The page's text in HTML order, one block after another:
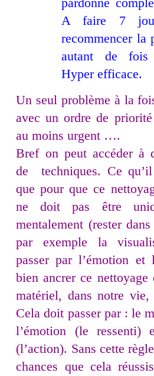
A faire 7
recommencer la
autant de fois
Hyper efficace.
Un seul problème à la
avec un ordre de
au moins urgent ….
Bref on peut accéder à
de techniques. Ce
que pour que ce
ne doit pas être
mentalement (rester
par exemple la
passer par l’émotion et
bien ancrer ce nettoyage
matériel, dans notre vie,
Cela doit passer par : le
l’émotion (le ressenti)
(l’action). Sans cette
chances que cela